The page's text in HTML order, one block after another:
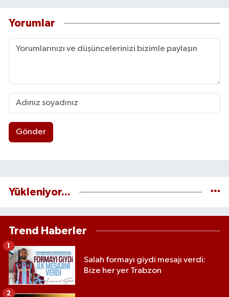
Yorumlar
Gönder
Yükleniyor...
Trend Haberler
Salah formayı giydi mesajı verdi:
Bize her yer Trabzon
1
2